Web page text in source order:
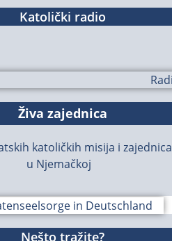
Katolički radio
Živa zajednica
katoličkih misija i zajednica
u Njemačkoj
Nešto tražite?